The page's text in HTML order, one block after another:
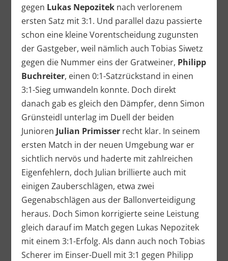
gegen Lukas Nepozitek nach verlorenem
ersten Satz mit 3:1. Und parallel dazu passierte
schon eine kleine Vorentscheidung zugunsten
der Gastgeber, weil nämlich auch Tobias Siwetz
gegen die Nummer eins der Gratweiner, Philipp
Buchreiter, einen 0:1-Satzrückstand in einen
3:1-Sieg umwandeln konnte. Doch direkt
danach gab es gleich den Dämpfer, denn Simon
Grünsteidl unterlag im Duell der beiden
Junioren Julian Primisser recht klar. In seinem
ersten Match in der neuen Umgebung war er
sichtlich nervös und haderte mit zahlreichen
Eigenfehlern, doch Julian brillierte auch mit
einigen Zauberschlägen, etwa zwei
Gegenabschlägen aus der Ballonverteidigung
heraus. Doch Simon korrigierte seine Leistung
gleich darauf im Match gegen Lukas Nepozitek
mit einem 3:1-Erfolg. Als dann auch noch Tobias
Scherer im Einser-Duell mit 3:1 gegen Philipp